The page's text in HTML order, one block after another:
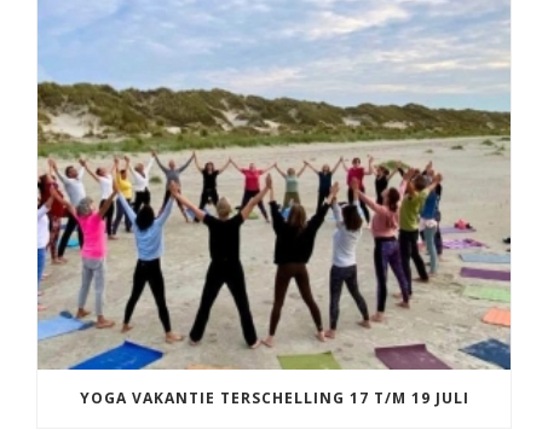
YOGA VAKANTIE TERSCHELLING 17 T/M 19 JULI